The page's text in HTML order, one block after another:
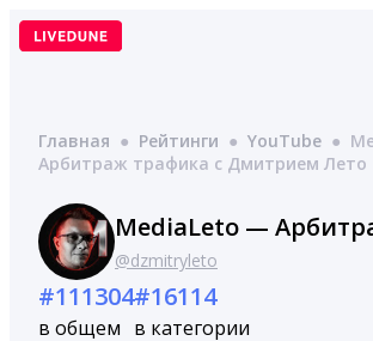
Перейти
Главная ● Рейтинги ● YouTube ●
Арбитраж трафика с Дмитрием Лето
@dzmitryleto
#111304
в общем
#16114
в категории